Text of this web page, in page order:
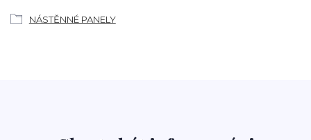
NÁSTĚNNÉ PANELY